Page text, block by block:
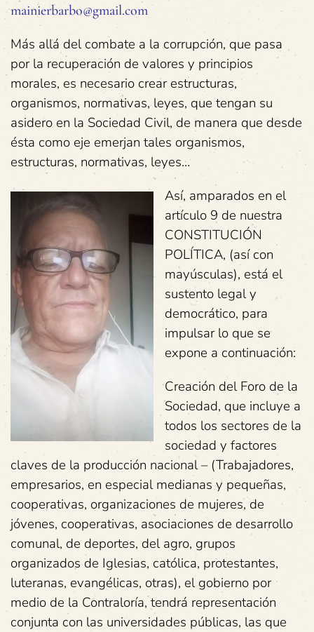
mainierbarbo@gmail.com
Más allá del combate a la corrupción, que pasa
por la recuperación de valores y principios
morales, es necesario crear estructuras,
organismos, normativas, leyes, que tengan su
asidero en la Sociedad Civil, de manera que desde
ésta como eje emerjan tales organismos,
estructuras, normativas, leyes…
Así, amparados en el
artículo 9 de nuestra
CONSTITUCIÓN
POLÍTICA, (así con
mayúsculas), está el
sustento legal y
democrático, para
impulsar lo que se
expone a continuación:
Creación del Foro de la
Sociedad, que incluye a
todos los sectores de la
sociedad y factores
claves de la producción nacional – (Trabajadores,
empresarios, en especial medianas y pequeñas,
cooperativas, organizaciones de mujeres, de
jóvenes, cooperativas, asociaciones de desarrollo
comunal, de deportes, del agro, grupos
organizados de Iglesias, católica, protestantes,
luteranas, evangélicas, otras), el gobierno por
medio de la Contraloría, tendrá representación
conjunta con las universidades públicas, las que